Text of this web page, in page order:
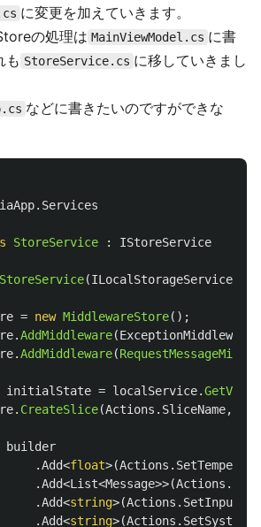
に変更を加えていきます。
の処理は MainViewModel.cs に書
も StoreService.cs に移していきまし
などに書きたいのですができな
StoreService :
IStoreService
StoreService(ILocalStorageService
= new MiddlewareStore();
.AddMiddleware(ExceptionMiddleware
.AddMiddleware(
initialState = localService.GetValue
. CreateSlice(Actions . SliceName,
builder
.Add<float>(Actions .
.Add<List<Message>>(Actions .
.Add<string>(Actions .
.Add<string>(Actions .